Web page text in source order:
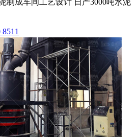
制成车间工艺设计 日产3000吨水泥